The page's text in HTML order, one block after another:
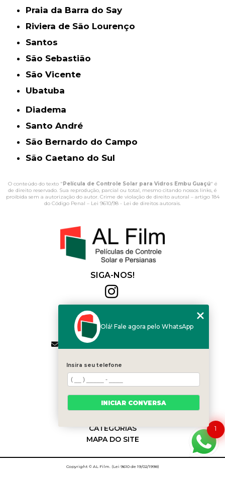
Praia da Barra do Say
Riviera de São Lourenço
Santos
São Sebastião
São Vicente
Ubatuba
Diadema
Santo André
São Bernardo do Campo
São Caetano do Sul
O conteúdo do texto "Película de Controle Solar para Vidros Embu Guaçú" é
de direito reservado. Sua reprodução, parcial ou total, mesmo citando nossos links, é
proibida sem a autorização do autor. Crime de violação de direito autoral – artigo 184
do Código Penal – Lei 9610/98 - Lei de direitos autorais.
SIGA-NOS!
(11) 2564-4684
(11) 94168-2041
contato.vendas@alfilm.com.br
MENU
HOME
QUEM SOMOS
SERVIÇOS
BLOG
CATEGORIAS
MAPA DO SITE
Copyright © AL Film. (Lei 9610 de 19/02/1998)
1
Olá! Fale agora pelo WhatsApp
Insira seu telefone
INICIAR CONVERSA